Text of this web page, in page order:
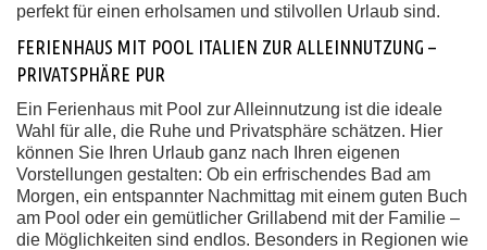
perfekt für einen erholsamen und stilvollen Urlaub sind.
FERIENHAUS MIT POOL ITALIEN ZUR ALLEINNUTZUNG –
PRIVATSPHÄRE PUR
Ein Ferienhaus mit Pool zur Alleinnutzung ist die ideale
Wahl für alle, die Ruhe und Privatsphäre schätzen. Hier
können Sie Ihren Urlaub ganz nach Ihren eigenen
Vorstellungen gestalten: Ob ein erfrischendes Bad am
Morgen, ein entspannter Nachmittag mit einem guten Buch
am Pool oder ein gemütlicher Grillabend mit der Familie –
die Möglichkeiten sind endlos. Besonders in Regionen wie